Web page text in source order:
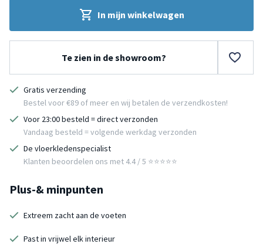
In mijn winkelwagen
Te zien in de showroom?
Gratis verzending
Bestel voor €89 of meer en wij betalen de verzendkosten!
Voor 23:00 besteld = direct verzonden
Vandaag besteld = volgende werkdag verzonden
De vloerkledenspecialist
Klanten beoordelen ons met 4.4 / 5 ⭐⭐⭐⭐⭐
Plus-& minpunten
Extreem zacht aan de voeten
Past in vrijwel elk interieur